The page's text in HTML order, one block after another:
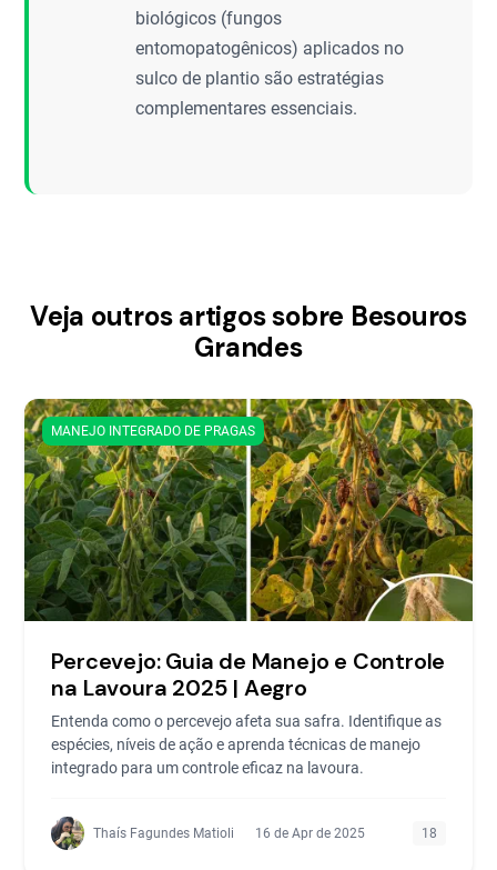
biológicos (fungos
entomopatogênicos) aplicados no
sulco de plantio são estratégias
complementares essenciais.
Veja outros artigos sobre Besouros
Grandes
MANEJO INTEGRADO DE PRAGAS
Percevejo: Guia de Manejo e Controle
na Lavoura 2025 | Aegro
Entenda como o percevejo afeta sua safra. Identifique as
espécies, níveis de ação e aprenda técnicas de manejo
integrado para um controle eficaz na lavoura.
Thaís Fagundes Matioli 16 de Apr de 2025 18